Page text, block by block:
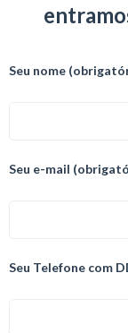
Seu nome
Seu e-mail
Seu Telefone com